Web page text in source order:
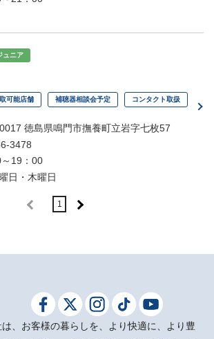
ュニア
可能店舗 補聴器相談会予定 コンタクト取扱
徳島県鳴門市撫養町立岩字七枚57
3478
19：00
日・木曜日
1
、お客様の暮らしを、より快適に、より豊